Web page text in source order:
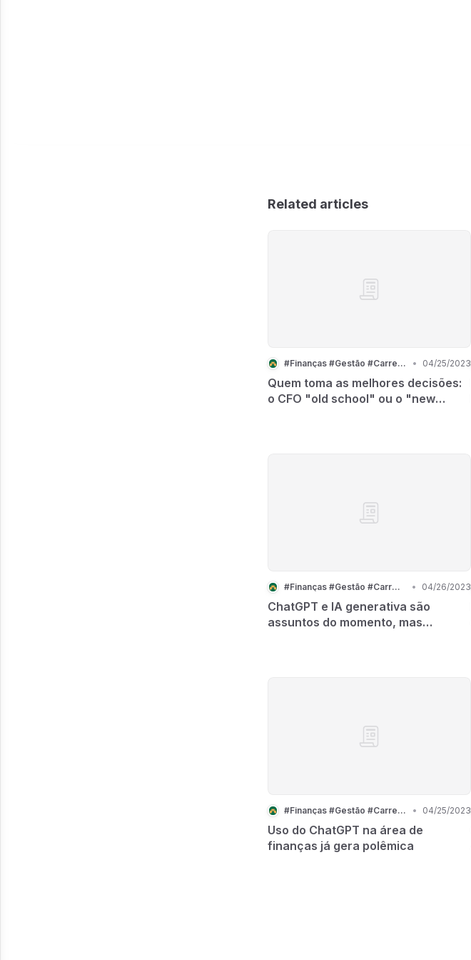
Related articles
#Finanças #Gestão #Carreira • 04/25/2023
Quem toma as melhores decisões:
o CFO "old school" ou o "new
#Finanças #Gestão #Carreira • 04/26/2023
ChatGPT e IA generativa são
assuntos do momento, mas
#Finanças #Gestão #Carreira • 04/25/2023
Uso do ChatGPT na área de
finanças já gera polêmica